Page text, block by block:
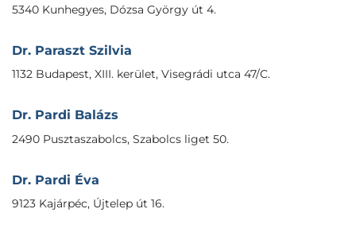
5340 Kunhegyes, Dózsa György út 4.
Dr. Paraszt Szilvia
1132 Budapest, XIII. kerület, Visegrádi utca 47/C.
Dr. Pardi Balázs
2490 Pusztaszabolcs, Szabolcs liget 50.
Dr. Pardi Éva
9123 Kajárpéc, Újtelep út 16.